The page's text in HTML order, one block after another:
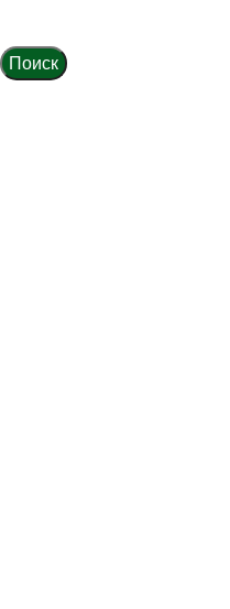
Поиск